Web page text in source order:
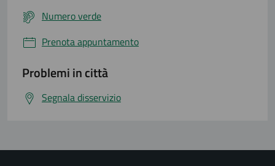
Numero verde
Prenota appuntamento
Problemi in città
Segnala disservizio